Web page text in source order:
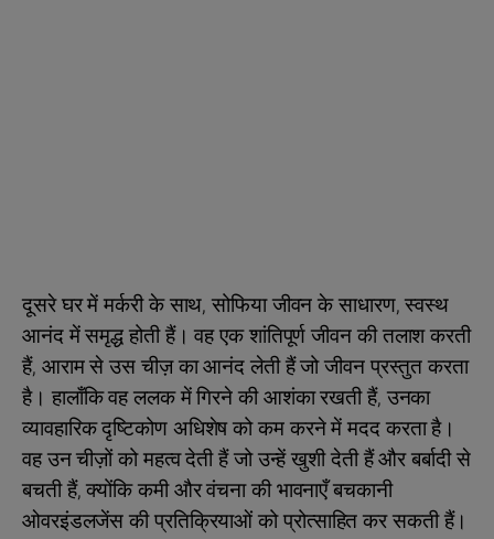
दूसरे घर में मर्करी के साथ, सोफिया जीवन के साधारण, स्वस्थ
आनंद में समृद्ध होती हैं। वह एक शांतिपूर्ण जीवन की तलाश करती
हैं, आराम से उस चीज़ का आनंद लेती हैं जो जीवन प्रस्तुत करता
है। हालाँकि वह ललक में गिरने की आशंका रखती हैं, उनका
व्यावहारिक दृष्टिकोण अधिशेष को कम करने में मदद करता है।
वह उन चीज़ों को महत्व देती हैं जो उन्हें खुशी देती हैं और बर्बादी से
बचती हैं, क्योंकि कमी और वंचना की भावनाएँ बचकानी
ओवरइंडलजेंस की प्रतिक्रियाओं को प्रोत्साहित कर सकती हैं।